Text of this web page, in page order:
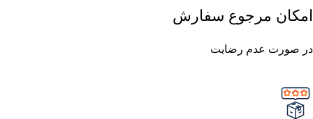
امکان مرجوع سفارش
در صورت عدم رضایت